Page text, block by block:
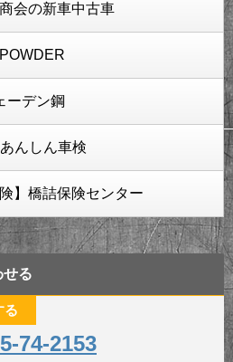
会の新車中古車
ーデン鋼
んしん車検
】橋詰保険センター
せる
る
74-2153